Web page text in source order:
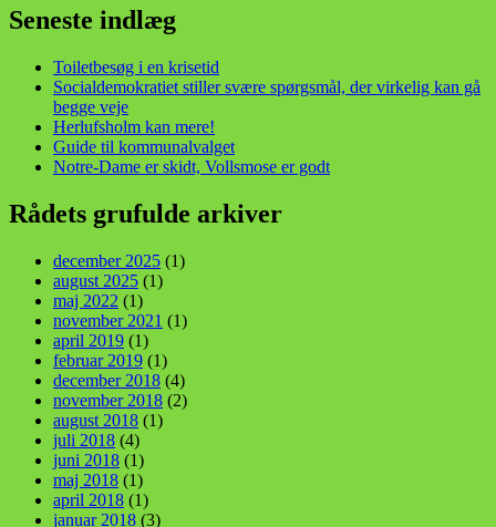
Seneste indlæg
Toiletbesøg i en krisetid
Socialdemokratiet stiller svære spørgsmål, der virkelig kan gå
begge veje
Herlufsholm kan mere!
Guide til kommunalvalget
Notre-Dame er skidt, Vollsmose er godt
Rådets grufulde arkiver
december 2025 (1)
august 2025 (1)
maj 2022 (1)
november 2021 (1)
april 2019 (1)
februar 2019 (1)
december 2018 (4)
november 2018 (2)
august 2018 (1)
juli 2018 (4)
juni 2018 (1)
maj 2018 (1)
april 2018 (1)
januar 2018 (3)